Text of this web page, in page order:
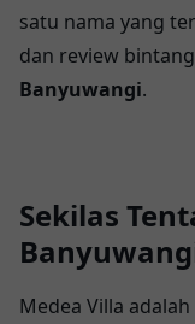
satu nama yang
dan review
Banyuwangi.
Sekilas
Medea Villa